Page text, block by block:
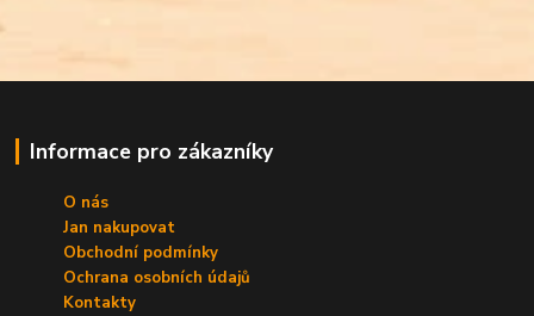
Informace pro zákazníky
O nás
Jan nakupovat
Obchodní podmínky
Ochrana osobních údajů
Kontakty